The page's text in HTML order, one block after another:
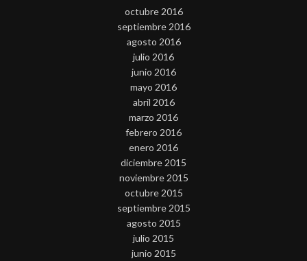
octubre 2016
septiembre 2016
agosto 2016
julio 2016
junio 2016
mayo 2016
abril 2016
marzo 2016
febrero 2016
enero 2016
diciembre 2015
noviembre 2015
octubre 2015
septiembre 2015
agosto 2015
julio 2015
junio 2015